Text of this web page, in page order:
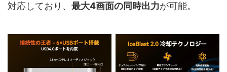
対応しており、 最大4画面の同時出力が可能。